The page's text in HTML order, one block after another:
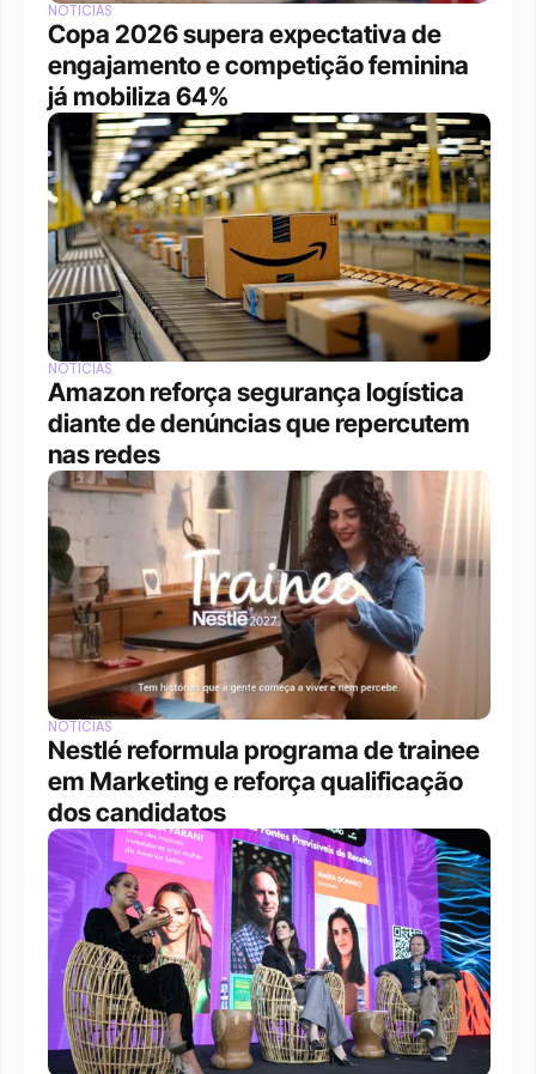
NOTÍCIAS
Copa 2026 supera expectativa de
engajamento e competição feminina
já mobiliza 64%
NOTÍCIAS
Amazon reforça segurança logística
diante de denúncias que repercutem
nas redes
NOTÍCIAS
Nestlé reformula programa de trainee
em Marketing e reforça qualificação
dos candidatos